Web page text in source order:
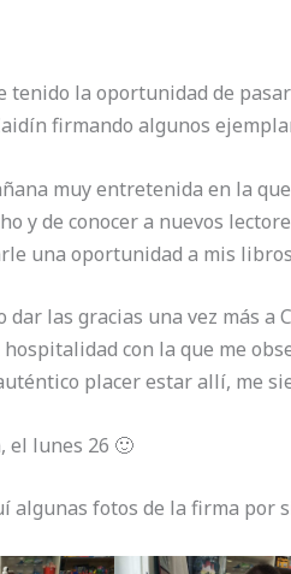
tenido la oportunidad de
firmando algunos
muy entretenida en la
y de conocer a nuevos
una oportunidad a mis
dar las gracias una vez más a
con la que me
placer estar allí, me
el lunes 26 🙂
algunas fotos de la firma por